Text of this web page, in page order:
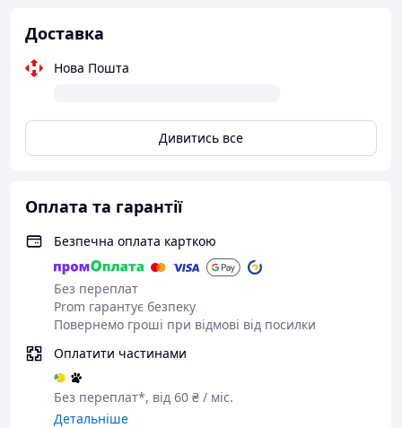
Доставка
Нова Пошта
Дивитись все
Оплата та гарантії
Безпечна оплата карткою
Без переплат
Prom гарантує безпеку
Повернемо гроші при відмові від посилки
Оплатити частинами
Без переплат*, від 60 ₴ / міс.
Детальніше